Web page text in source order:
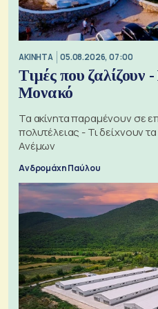
ΑΚΙΝΗΤΑ 05.08.2026, 07:00
Τιμές που ζαλίζουν
Μονακό
Τα ακίνητα παραμένουν σε
πολυτέλειας - Τι δείχνουν
Ανέμων
Ανδρομάχη Παύλου